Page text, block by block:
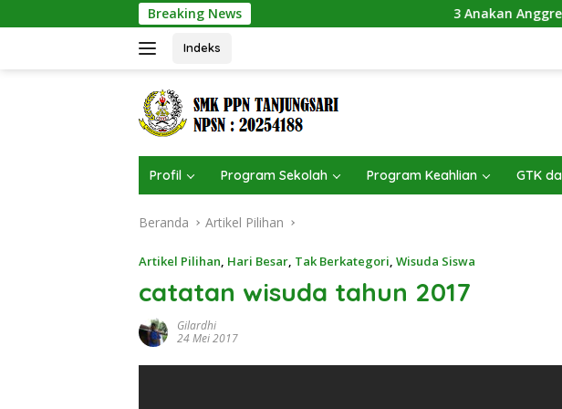
ke
Breaking News 3 Anakan Anggrek SMK PPN
Indeks
Profil Program Sekolah Program Keahlian GTK
Beranda Artikel Pilihan
Artikel Pilihan, Hari Besar, Tak Berkategori, Wisuda Siswa
catatan wisuda tahun 2017
Gilardhi
24 Mei 2017